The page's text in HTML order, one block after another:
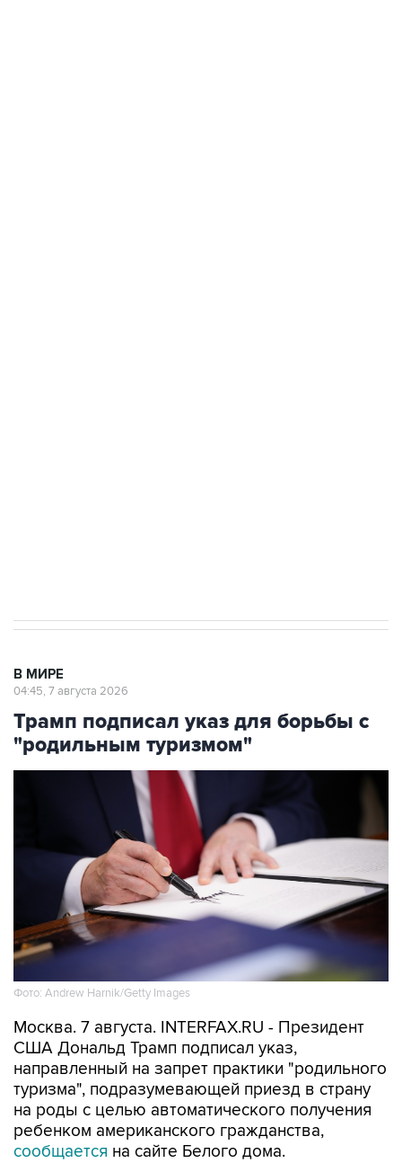
В МИРЕ
04:45, 7 августа 2026
Трамп подписал указ для борьбы с
"родильным туризмом"
Фото: Andrew Harnik/Getty Images
Москва. 7 августа. INTERFAX.RU - Президент
США Дональд Трамп подписал указ,
направленный на запрет практики "родильного
туризма", подразумевающей приезд в страну
на роды с целью автоматического получения
ребенком американского гражданства,
сообщается на сайте Белого дома.